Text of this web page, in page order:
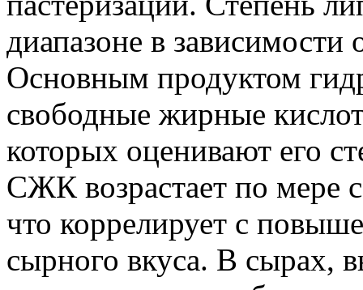
диапазоне в зависимости
Основным продуктом
свободные жирные
которых оценивают его
СЖК возрастает по мере
что коррелирует с
сырного вкуса. В сырах,